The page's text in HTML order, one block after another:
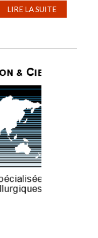
LIRE LA SUITE